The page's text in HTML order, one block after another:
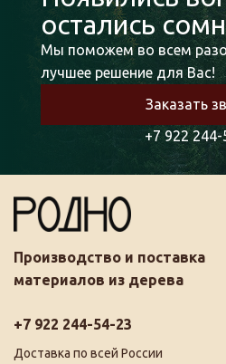
остались
Мы поможем во всем
лучшее решение для Вас!
Заказать
+7 922
Производство и поставка
материалов из дерева
+7 922 244-54-23
Доставка по всей России